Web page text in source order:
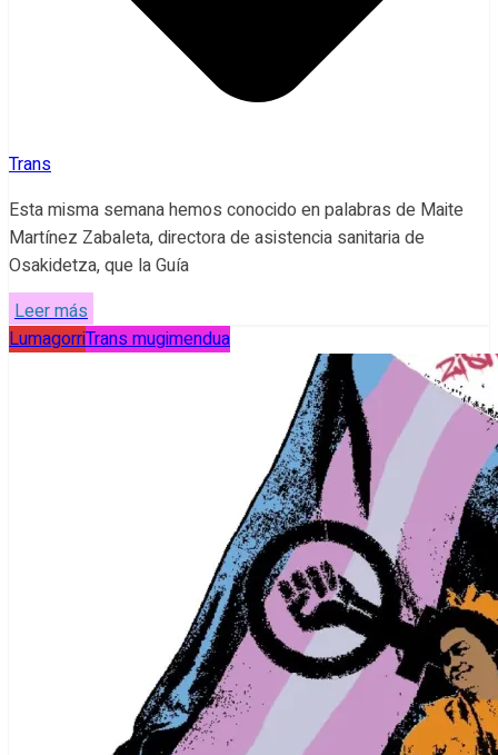
Trans
Esta misma semana hemos conocido en palabras de Maite
Martínez Zabaleta, directora de asistencia sanitaria de
Osakidetza, que la Guía
Leer más
LumagorriTrans mugimendua